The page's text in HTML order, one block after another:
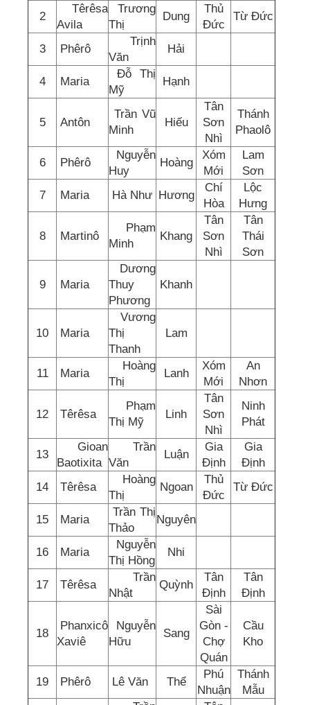
2
Têrêsa
Avila
Trương
Thị
Dung
Thủ
Đức
Từ Đức
3 Phêrô
Trịnh
Văn
Hải
4 Maria
Đỗ Thị
Mỹ
Hạnh
5 Antôn
Trần Vũ
Minh
Hiếu
Tân
Sơn
Nhì
Thánh
Phaolô
6 Phêrô
Nguyễn
Huy
Hoàng
Xóm
Mới
Lam
Sơn
7
Maria Hà Như Hương
Chí
Hòa
Lộc
Hưng
8 Martinô
Phạm
Minh
Khang
Tân
Sơn
Nhì
Tân
Thái
Sơn
9 Maria
Dương
Thuy
Phương
Khanh
10 Maria
Vương
Thị
Thanh
Lam
11 Maria
Hoàng
Thị
Lanh
Xóm
Mới
An
Nhơn
12 Têrêsa
Phạm
Thị Mỹ
Linh
Tân
Sơn
Nhì
Ninh
Phát
13
Gioan
Baotixita
Trần
Văn
Luận
Gia
Định
Gia
Định
14
Têrêsa
Hoàng
Thị
Ngoan
Thủ
Đức
Từ Đức
15 Maria
Trần Thị
Thảo
Nguyên
16 Maria
Nguyễn
Thị Hồng
Nhi
17 Têrêsa
Trần
Nhật
Quỳnh
Tân
Định
Tân
Định
18
Phanxicô
Xaviê
Nguyễn
Hữu
Sang
Sài
Gòn -
Chợ
Quán
Cầu
Kho
19 Phêrô Lê Văn Thể
Phú
Nhuận
Thánh
Mẫu